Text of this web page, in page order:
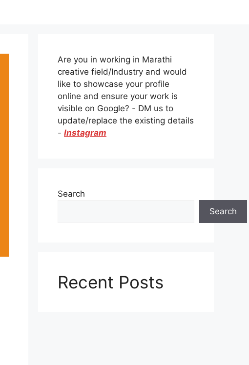
Are you in working in Marathi
creative field/Industry and would
like to showcase your profile
online and ensure your work is
visible on Google? - DM us to
update/replace the existing details
- Instagram
Search
Search
Recent Posts